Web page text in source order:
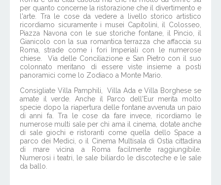
per quanto concerne la ristorazione che il divertimento e
l'arte. Tra le cose da vedere a livello storico artistico
ricordiamo sicuramente i musei Capitolini, il Colosseo,
Piazza Navona con le sue storiche fontane, il Pincio, il
Gianicolo con la sua romantica terrazza che affaccia su
Roma, strade come i fori Imperiali con le numerose
chiese. Via delle Conciliazione e San Pietro con il suo
colonnato meritano di essere viste insieme a posti
panoramici come lo Zodiaco a Monte Mario.
Consigliate Villa Pamphili, Villa Ada e Villa Borghese se
amate il verde. Anche il Parco dell'Eur merita molto
specie dopo la riapertura delle fontane avvenuta un paio
di anni fa. Tra le cose da fare invece, ricordiamo le
numerose multi sale per chi ama il cinema, dotate anche
di sale giochi e ristoranti come quella dello Space a
parco dei Medici, o il Cinema Multisala di Ostia cittadina
di mare vicina a Roma facilmente raggiungibile.
Numerosi i teatri, le sale biliardo le discoteche e le sale
da ballo.